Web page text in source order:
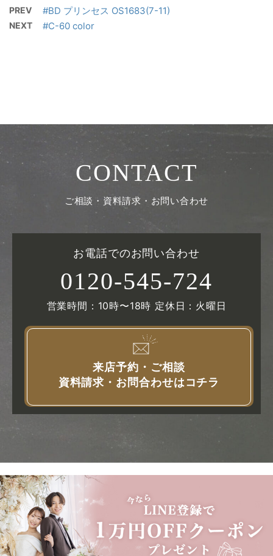
PREV #BD プリンセス OS1683(7-11)
NEXT #C-60 color
CONTACT
ご相談・資料請求・お問い合わせ
お電話でのお問い合わせ
0120-545-724
営業時間：10時〜18時 定休日：火曜日
来店予約・ご相談
資料請求・お問合わせはコチラ